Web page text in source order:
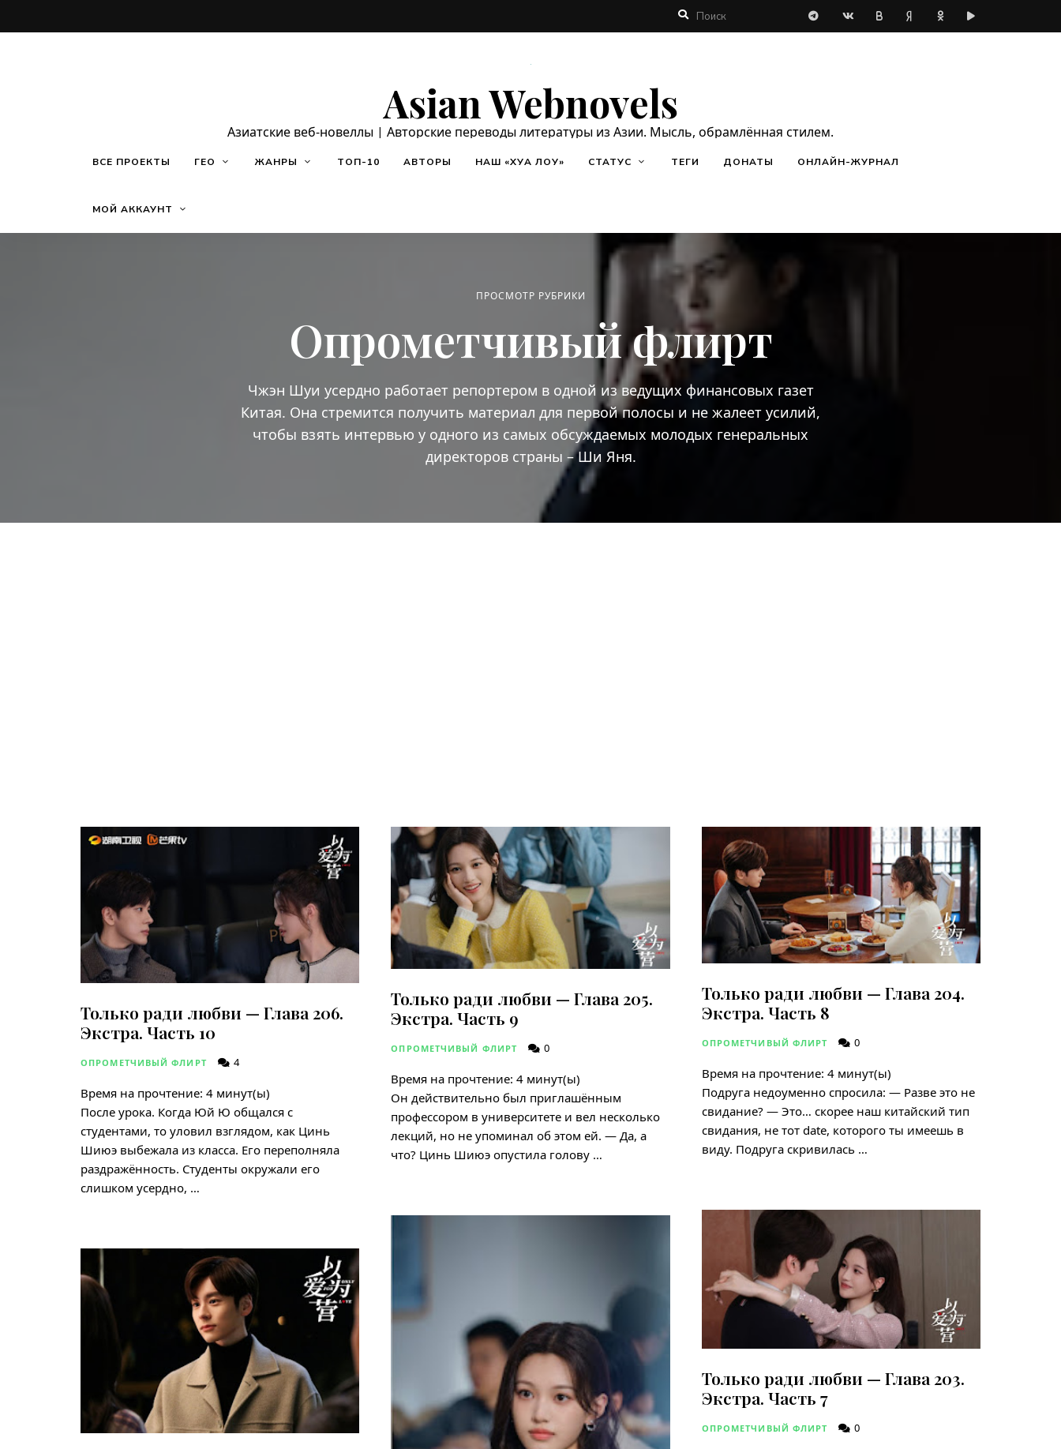
Asian Webnovels
Азиатские веб-новеллы | Авторские переводы литературы из Азии. Мысль, обрамлённая стилем.
ВСЕ ПРОЕКТЫ ГЕО ЖАНРЫ ТОП-10 АВТОРЫ НАШ «ХУА ЛОУ» СТАТУС ТЕГИ ДОНАТЫ ОНЛАЙН-ЖУРНАЛ
МОЙ АККАУНТ
ПРОСМОТР РУБРИКИ
Опрометчивый флирт
Чжэн Шуи усердно работает репортером в одной из ведущих финансовых газет
Китая. Она стремится получить материал для первой полосы и не жалеет усилий,
чтобы взять интервью у одного из самых обсуждаемых молодых генеральных
директоров страны – Ши Яня.
Только ради любви — Глава 206.
Экстра. Часть 10
ОПРОМЕТЧИВЫЙ ФЛИРТ 4
Время на прочтение: 4 минут(ы)
После урока. Когда Юй Ю общался с
студентами, то уловил взглядом, как Цинь
Шиюэ выбежала из класса. Его переполняла
раздражённость. Студенты окружали его
слишком усердно, …
Только ради любви — Глава 205.
Экстра. Часть 9
ОПРОМЕТЧИВЫЙ ФЛИРТ 0
Время на прочтение: 4 минут(ы)
Он действительно был приглашённым
профессором в университете и вел несколько
лекций, но не упоминал об этом ей. — Да, а
что? Цинь Шиюэ опустила голову …
Только ради любви — Глава 204.
Экстра. Часть 8
ОПРОМЕТЧИВЫЙ ФЛИРТ 0
Время на прочтение: 4 минут(ы)
Подруга недоуменно спросила: — Разве это не
свидание? — Это… скорее наш китайский тип
свидания, не тот date, которого ты имеешь в
виду. Подруга скривилась …
Только ради любви — Глава 203.
Экстра. Часть 7
ОПРОМЕТЧИВЫЙ ФЛИРТ 0